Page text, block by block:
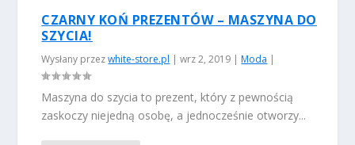
CZARNY KOŃ PREZENTÓW – MASZYNA DO
SZYCIA!
Wysłany przezwhite-store.pl |wrz 2, 2019 |Moda |
Maszyna do szycia to prezent, który z pewnością
zaskoczy niejedną osobę, a jednocześnie otworzy...